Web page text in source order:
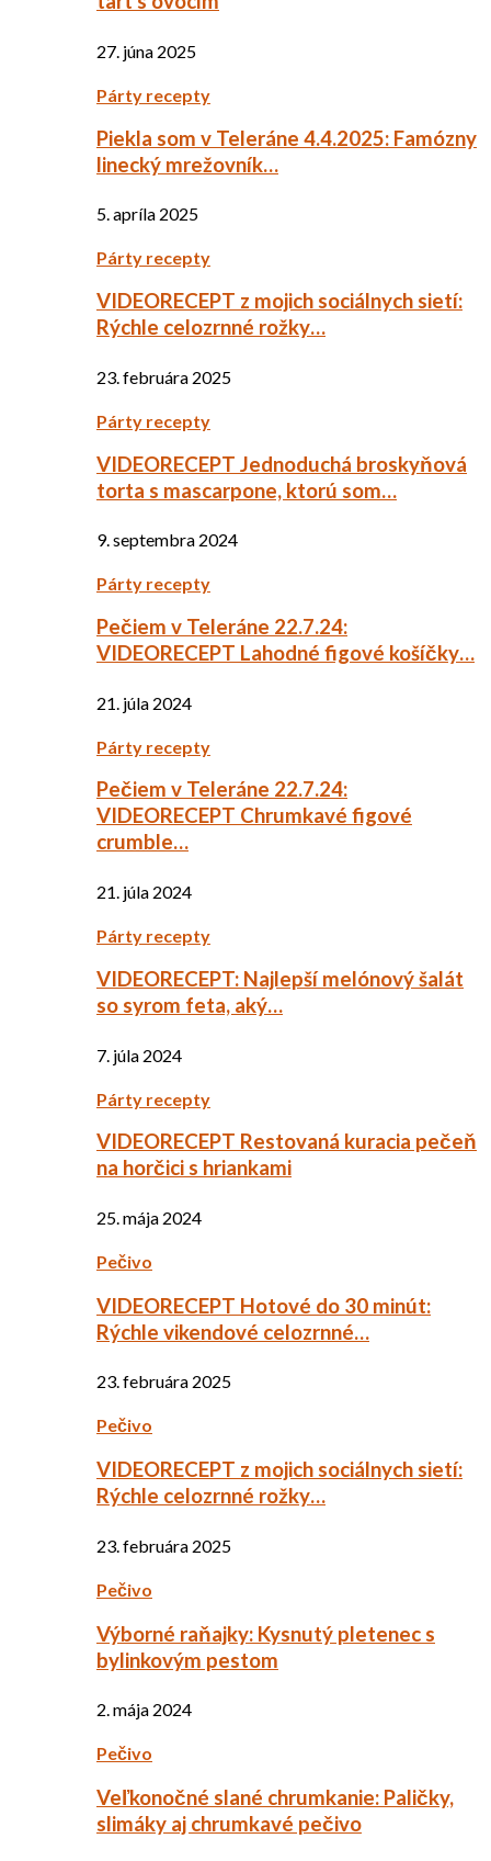
27. júna 2025
Párty recepty
Piekla som v Teleráne 4.4.2025: Famózny
linecký mrežovník…
5. apríla 2025
Párty recepty
VIDEORECEPT z mojich sociálnych sietí:
Rýchle celozrnné rožky…
23. februára 2025
Párty recepty
VIDEORECEPT Jednoduchá broskyňová
torta s mascarpone, ktorú som…
9. septembra 2024
Párty recepty
Pečiem v Teleráne 22.7.24:
VIDEORECEPT Lahodné figové košíčky…
21. júla 2024
Párty recepty
Pečiem v Teleráne 22.7.24:
VIDEORECEPT Chrumkavé figové
crumble…
21. júla 2024
Párty recepty
VIDEORECEPT: Najlepší melónový šalát
so syrom feta, aký…
7. júla 2024
Párty recepty
VIDEORECEPT Restovaná kuracia pečeň
na horčici s hriankami
25. mája 2024
Pečivo
VIDEORECEPT Hotové do 30 minút:
Rýchle vikendové celozrnné…
23. februára 2025
Pečivo
VIDEORECEPT z mojich sociálnych sietí:
Rýchle celozrnné rožky…
23. februára 2025
Pečivo
Výborné raňajky: Kysnutý pletenec s
bylinkovým pestom
2. mája 2024
Pečivo
Veľkonočné slané chrumkanie: Paličky,
slimáky aj chrumkavé pečivo